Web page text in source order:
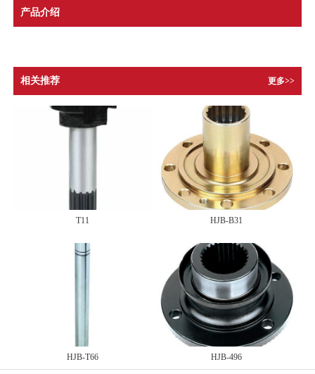
产品介绍
相关推荐 更多>>
T11 HJB-B31
HJB-T66 HJB-496